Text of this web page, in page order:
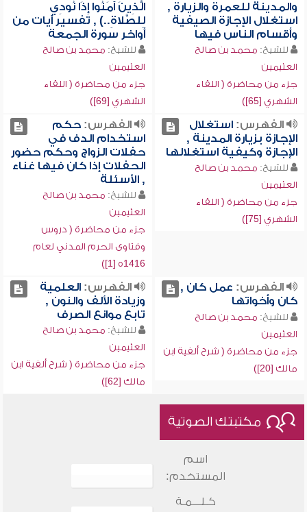
والمدينة للعمرة والزيارة ,
استغلال الإجازة الصيفية
وأقسام الناس فيها
للشيخ: محمد بن صالح
العثيمين
جزء من محاضرة ( اللقاء
الشهري [65])
الَّذِينَ آمَنُوا إِذَا نُودِي
لِلصَّلاةِ..) , تفسير آيات من
أواخر سورة الجمعة
للشيخ: محمد بن صالح
العثيمين
جزء من محاضرة ( اللقاء
الشهري [69])
الفهرس:استغلال
الإجازة بزيارة المدينة ,
الإجازة وكيفية استغلالها
للشيخ: محمد بن صالح
العثيمين
جزء من محاضرة ( اللقاء
الشهري [75])
الفهرس:حكم
استخدام الدف في
حفلات الزواج وحكم حضور
الحفلات إذا كان فيها غناء
, الأسئلة
للشيخ: محمد بن صالح
العثيمين
جزء من محاضرة ( دروس
وفتاوى الحرم المدني لعام
1416ه [1])
الفهرس: عمل كان ,
كان وأخواتها
للشيخ: محمد بن صالح
العثيمين
جزء من محاضرة ( شرح ألفية ابن
مالك [20])
الفهرس:العلمية
وزيادة الألف والنون ,
تابع موانع الصرف
للشيخ: محمد بن صالح
العثيمين
جزء من محاضرة ( شرح ألفية ابن
مالك [62])
مكتبتك الصوتية
اسم
المستخدم:
كـلـــمـة